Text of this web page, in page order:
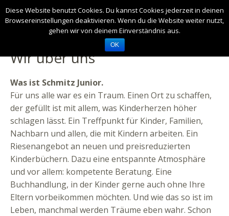
Wir über uns
Was ist Schmitz Junior.
Für uns alle war es ein Traum. Einen Ort zu schaffen,
der gefüllt ist mit allem, was Kinderherzen höher
schlagen lässt. Ein Treffpunkt für Kinder, Familien,
Nachbarn und allen, die mit Kindern arbeiten. Ein
Riesenangebot an neuen und preisreduzierten
Kinderbüchern. Dazu eine entspannte Atmosphäre
und vor allem: kompetente Beratung. Eine
Buchhandlung, in der Kinder gerne auch ohne Ihre
Eltern vorbeikommen möchten. Und wie das so ist im
Leben, manchmal werden Träume eben wahr. Schon
Diese Website benutzt Cookies. Du kannst Cookies jederzeit in deinen
Browsereinstellungen deaktivieren. Wenn du die Website weiter nutzt,
gehen wir von deinem Einverständnis aus.
OK